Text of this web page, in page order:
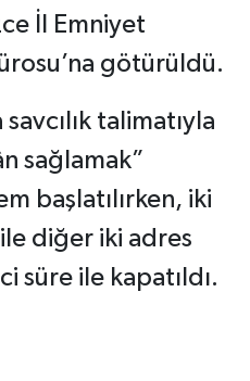
İl Emniyet
götürüldü.
talimatıyla
sağlamak”
başlatılırken, iki
diğer iki adres
süre ile kapatıldı.